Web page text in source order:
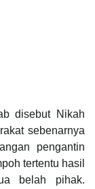
disebut Nikah
sebenarnya
pengantin
tertentu hasil
belah pihak.